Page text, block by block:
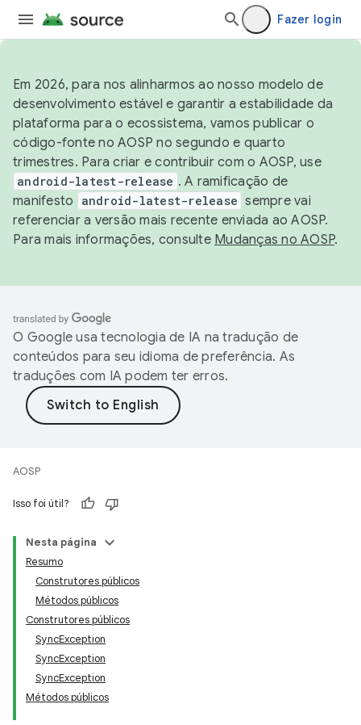
Fazer login
Em 2026, para nos alinharmos ao nosso modelo de
desenvolvimento estável e garantir a estabilidade da
plataforma para o ecossistema, vamos publicar o
código-fonte no AOSP no segundo e quarto
trimestres. Para criar e contribuir com o AOSP, use
android-latest-release . A ramificação de
manifesto
android-latest-release sempre vai
referenciar a versão mais recente enviada ao AOSP.
Para mais informações, consulte Mudanças no AOSP.
O Google usa tecnologia de IA na tradução de
conteúdos para seu idioma de preferência. As
traduções com IA podem ter erros.
AOSP
Isso foi útil?
Nesta página
Resumo
Construtores públicos
Métodos públicos
Construtores públicos
SyncException
SyncException
SyncException
Métodos públicos